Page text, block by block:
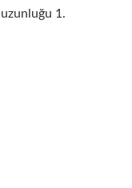
1.